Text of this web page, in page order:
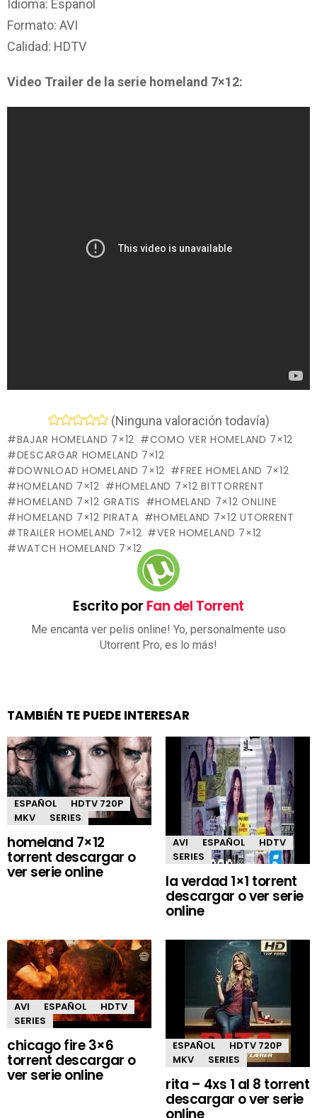
Idioma: Español
Formato: AVI
Calidad: HDTV
Video Trailer de la serie homeland 7×12:
(Ninguna valoración todavía)
BAJAR HOMELAND 7×12
COMO VER HOMELAND 7×12
DESCARGAR HOMELAND 7×12
DOWNLOAD HOMELAND 7×12
FREE HOMELAND 7×12
HOMELAND 7×12
HOMELAND 7×12 BITTORRENT
HOMELAND 7×12 GRATIS
HOMELAND 7×12 ONLINE
HOMELAND 7×12 PIRATA
HOMELAND 7×12 UTORRENT
TRAILER HOMELAND 7×12
VER HOMELAND 7×12
WATCH HOMELAND 7×12
Escrito por Fan del Torrent
Me encanta ver pelis online! Yo, personalmente uso
Utorrent Pro, es lo más!
TAMBIÉN TE PUEDE INTERESAR
ESPAÑOL
HDTV 720P
MKV
SERIES
homeland 7×12
torrent descargar o
ver serie online
AVI ESPAÑOL
HDTV
SERIES
la verdad 1×1 torrent
descargar o ver serie
online
AVI ESPAÑOL
HDTV
SERIES
chicago fire 3×6
torrent descargar o
ver serie online
ESPAÑOL
HDTV 720P
MKV
SERIES
rita – 4xs 1 al 8 torrent
descargar o ver serie